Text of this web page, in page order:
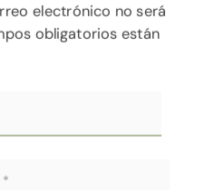
electrónico no será
obligatorios están